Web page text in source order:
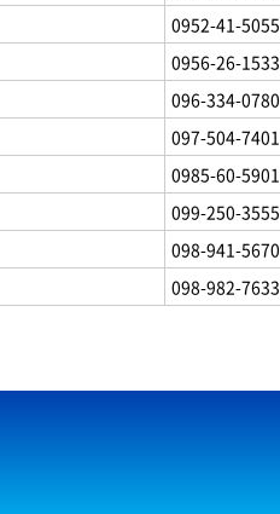
0952-41-5055
0956-26-1533
096-334-0780
097-504-7401
0985-60-5901
099-250-3555
098-941-5670
098-982-7633